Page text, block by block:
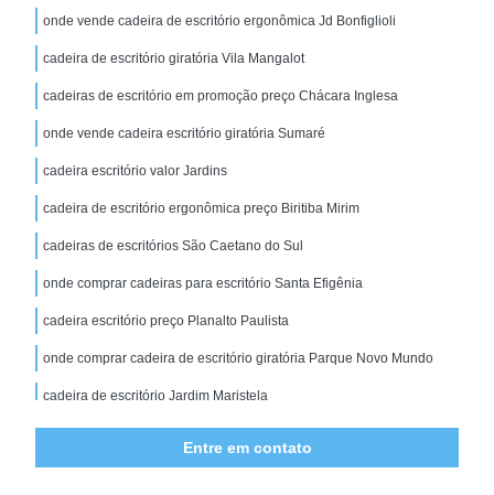
onde vende cadeira de escritório ergonômica Jd Bonfiglioli
cadeira de escritório giratória Vila Mangalot
cadeiras de escritório em promoção preço Chácara Inglesa
onde vende cadeira escritório giratória Sumaré
cadeira escritório valor Jardins
cadeira de escritório ergonômica preço Biritiba Mirim
cadeiras de escritórios São Caetano do Sul
onde comprar cadeiras para escritório Santa Efigênia
cadeira escritório preço Planalto Paulista
onde comprar cadeira de escritório giratória Parque Novo Mundo
cadeira de escritório Jardim Maristela
onde comprar cadeira de escritório simples Jd Bonfiglioli
cadeira de escritório preta Brooklin Paulista
Entre em contato